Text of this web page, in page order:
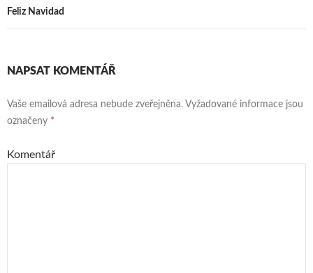
příspěvek
Feliz Navidad
NAPSAT KOMENTÁŘ
Vaše emailová adresa nebude zveřejněna. Vyžadované informace jsou
označeny *
Komentář